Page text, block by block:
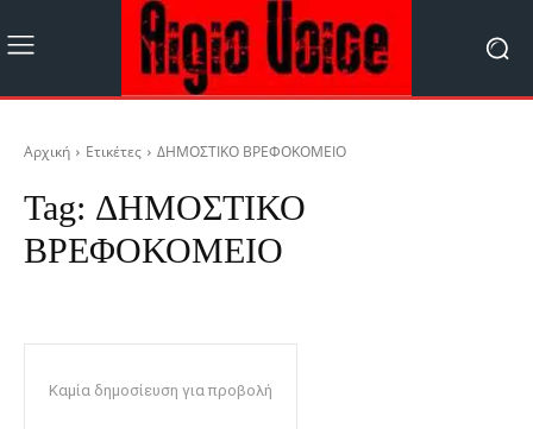
Αρχική Ετικέτες ΔΗΜΟΣΤΙΚΟ ΒΡΕΦΟΚΟΜΕΙΟ
Tag: ΔΗΜΟΣΤΙΚΟ
ΒΡΕΦΟΚΟΜΕΙΟ
Καμία δημοσίευση για προβολή